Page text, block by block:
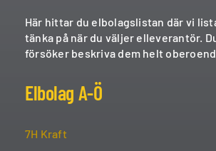
Här hittar du elbolagslistan där vi
tänka på när du väljer elleverantör.
försöker beskriva dem helt
Elbolag A-Ö
7H Kraft